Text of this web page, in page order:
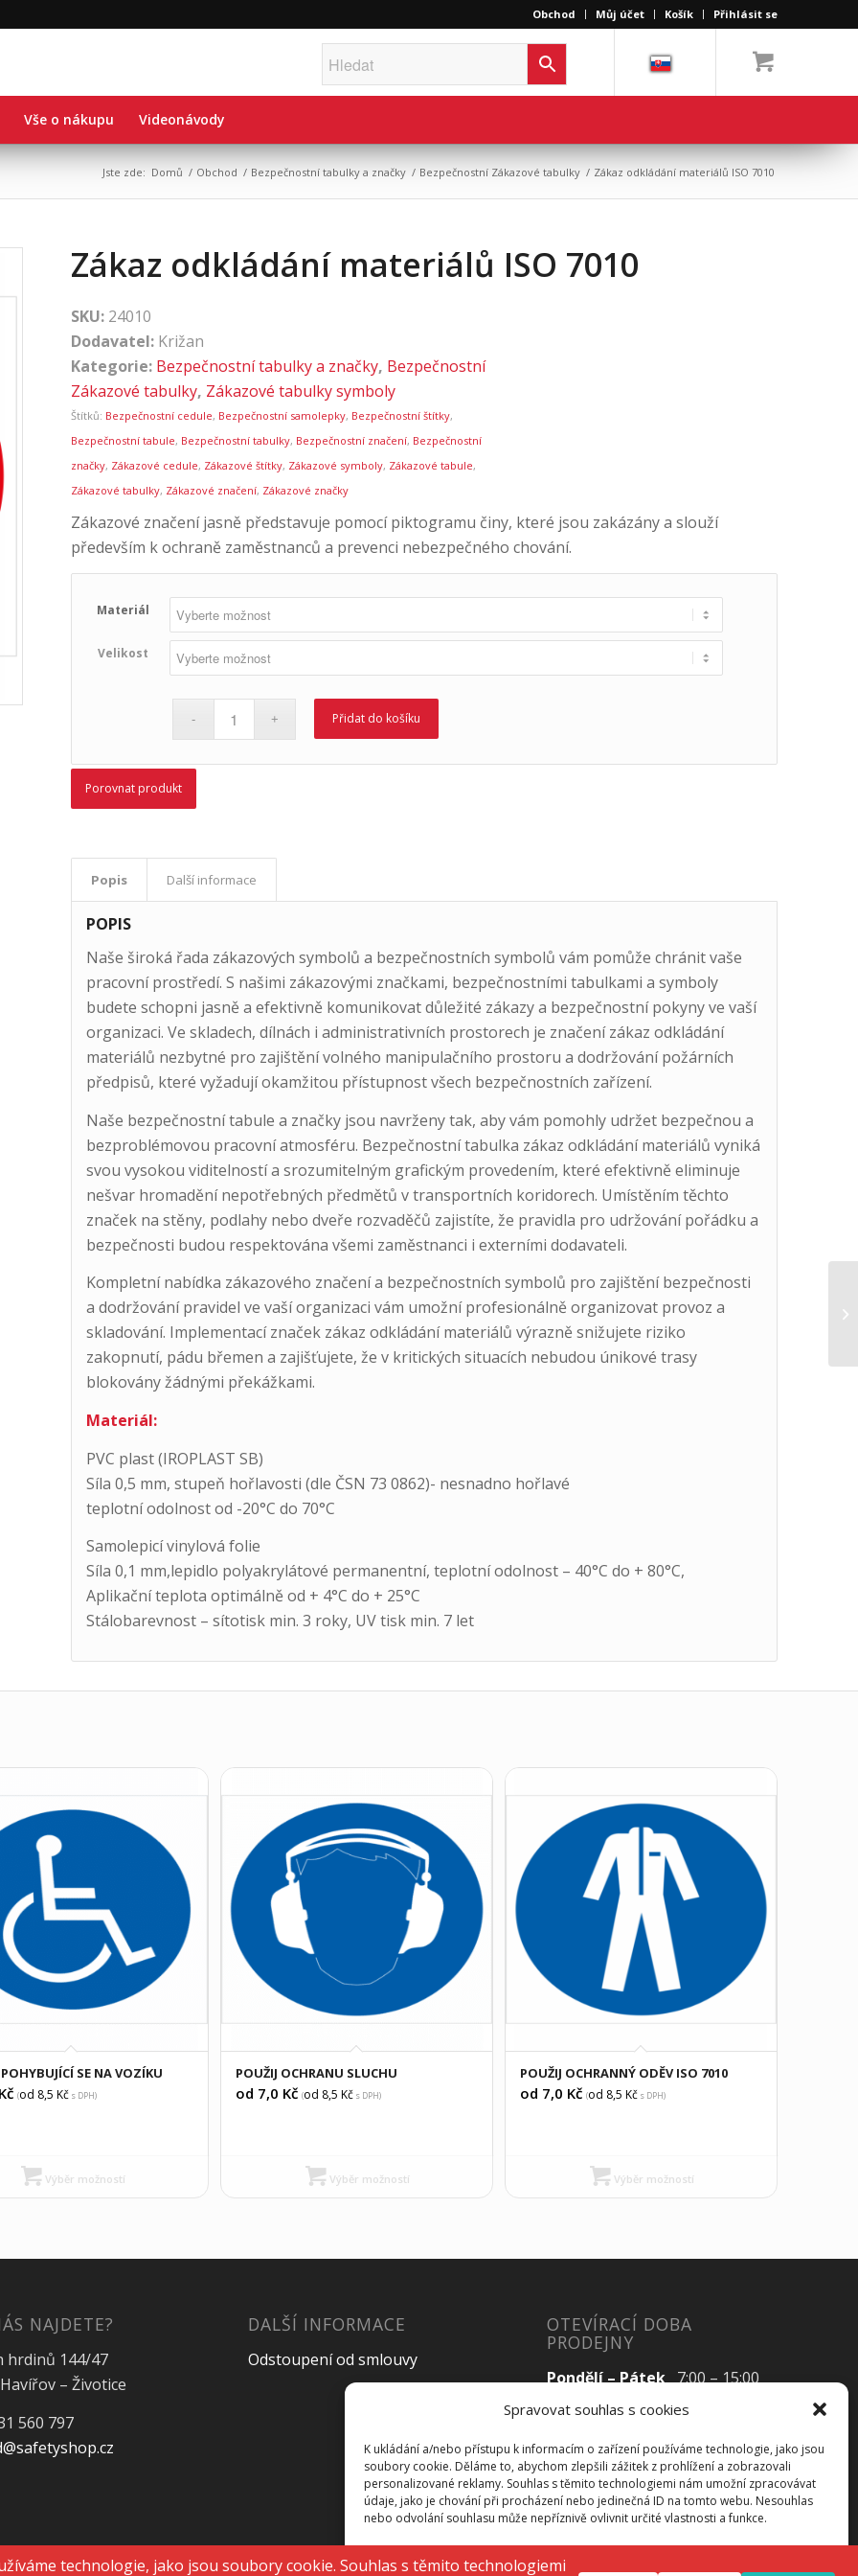
Spravovat souhlas s cookies
K ukládání a/nebo přístupu k informacím o zařízení používáme technologie, jako jsou
soubory cookie. Děláme to, abychom zlepšili zážitek z prohlížení a zobrazovali
personalizované reklamy. Souhlas s těmito technologiemi nám umožní zpracovávat
údaje, jako je chování při procházení nebo jedinečná ID na tomto webu. Nesouhlas
nebo odvolání souhlasu může nepříznivě ovlivnit určité vlastnosti a funkce.
Přijmout Odmítnout Zobrazit předvolby
Obchod Můj účet Košík Přihlásit se
Vše o nákupu Videonávody
Jste zde: Domů / Obchod / Bezpečnostní tabulky a značky / Bezpečnostní Zákazové tabulky / Zákaz odkládání materiálů ISO 7010
Zákaz odkládání materiálů ISO 7010
SKU: 24010
Dodavatel: Križan
Kategorie: Bezpečnostní tabulky a značky, Bezpečnostní
Zákazové tabulky, Zákazové tabulky symboly
Štítků: Bezpečnostní cedule, Bezpečnostní samolepky, Bezpečnostní štítky,
Bezpečnostní tabule, Bezpečnostní tabulky, Bezpečnostní značení, Bezpečnostní
značky, Zákazové cedule, Zákazové štítky, Zákazové symboly, Zákazové tabule,
Zákazové tabulky, Zákazové značení, Zákazové značky
Zákazové značení jasně představuje pomocí piktogramu činy, které jsou zakázány a slouží
především k ochraně zaměstnanců a prevenci nebezpečného chování.
Materiál
Velikost
Přidat do košíku
Porovnat produkt
Popis Další informace
POPIS
Naše široká řada zákazových symbolů a bezpečnostních symbolů vám pomůže chránit vaše
pracovní prostředí. S našimi zákazovými značkami, bezpečnostními tabulkami a symboly
budete schopni jasně a efektivně komunikovat důležité zákazy a bezpečnostní pokyny ve vaší
organizaci. Ve skladech, dílnách i administrativních prostorech je značení zákaz odkládání
materiálů nezbytné pro zajištění volného manipulačního prostoru a dodržování požárních
předpisů, které vyžadují okamžitou přístupnost všech bezpečnostních zařízení.
Naše bezpečnostní tabule a značky jsou navrženy tak, aby vám pomohly udržet bezpečnou a
bezproblémovou pracovní atmosféru. Bezpečnostní tabulka zákaz odkládání materiálů vyniká
svou vysokou viditelností a srozumitelným grafickým provedením, které efektivně eliminuje
nešvar hromadění nepotřebných předmětů v transportních koridorech. Umístěním těchto
značek na stěny, podlahy nebo dveře rozvaděčů zajistíte, že pravidla pro udržování pořádku a
bezpečnosti budou respektována všemi zaměstnanci i externími dodavateli.
Kompletní nabídka zákazového značení a bezpečnostních symbolů pro zajištění bezpečnosti
a dodržování pravidel ve vaší organizaci vám umožní profesionálně organizovat provoz a
skladování. Implementací značek zákaz odkládání materiálů výrazně snižujete riziko
zakopnutí, pádu břemen a zajišťujete, že v kritických situacích nebudou únikové trasy
blokovány žádnými překážkami.
Materiál:
PVC plast (IROPLAST SB)
Síla 0,5 mm, stupeň hořlavosti (dle ČSN 73 0862)- nesnadno hořlavé
teplotní odolnost od -20°C do 70°C
Samolepicí vinylová folie
Síla 0,1 mm,lepidlo polyakrylátové permanentní, teplotní odolnost – 40°C do + 80°C,
Aplikační teplota optimálně od + 4°C do + 25°C
Stálobarevnost – sítotisk min. 3 roky, UV tisk min. 7 let
SE NA VOZÍKU
Kč (od 8,5 Kčs DPH)
Výběr možností
POUŽIJ OCHRANU SLUCHU
od 7,0 Kč (od 8,5 Kčs DPH)
Výběr možností
POUŽIJ OCHRANNÝ ODĚV ISO 7010
od 7,0 Kč (od 8,5 Kčs DPH)
Výběr možností
NAJDETE?
hrdinů 144/47
– Životice
560 797
DALŠÍ INFORMACE
Odstoupení od smlouvy
OTEVÍRACÍ DOBA
PRODEJNY
Pondělí – Pátek7:00 – 15:00
SobotaZavřeno
NeděleZavřeno